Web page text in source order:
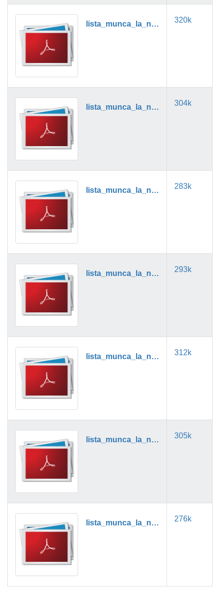
lista_munca_la_negru_06_2019.pdf 320k
lista_munca_la_negru_07_2019.pdf 304k
lista_munca_la_negru_08_2019.pdf 283k
lista_munca_la_negru_09_2019.pdf 293k
lista_munca_la_negru_10_2019.pdf 312k
lista_munca_la_negru_11_2019.pdf 305k
lista_munca_la_negru_12_2019.pdf 276k